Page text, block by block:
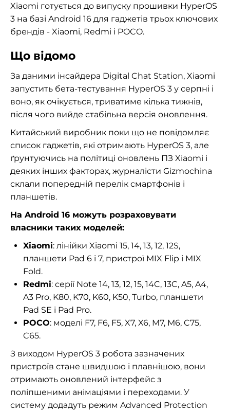
Xiaomi готується до випуску прошивки HyperOS
3 на базі Android 16 для гаджетів трьох ключових
брендів - Xiaomi, Redmi і POCO.
Що відомо
За даними інсайдера Digital Chat Station, Xiaomi
запустить бета-тестування HyperOS 3 у серпні і
воно, як очікується, триватиме кілька тижнів,
після чого вийде стабільна версія оновлення.
Китайський виробник поки що не повідомляє
список гаджетів, які отримають HyperOS 3, але
ґрунтуючись на політиці оновлень ПЗ Xiaomi і
деяких інших факторах, журналісти Gizmochina
склали попередній перелік смартфонів і
планшетів.
На Android 16 можуть розраховувати
власники таких моделей:
Xiaomi: лінійки Xiaomi 15, 14, 13, 12, 12S,
планшети Pad 6 і 7, пристрої MIX Flip і MIX
Fold.
Redmi: серії Note 14, 13, 12, 15, 14C, 13C, A5, A4,
A3 Pro, K80, K70, K60, K50, Turbo, планшети
Pad SE і Pad Pro.
POCO: моделі F7, F6, F5, X7, X6, M7, M6, C75,
C65.
З виходом HyperOS 3 робота зазначених
пристроїв стане швидшою і плавнішою, вони
отримають оновлений інтерфейс з
поліпшеними анімаціями і переходами. У
систему додадуть режим Advanced Protection